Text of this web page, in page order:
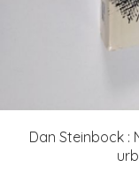
Dan Steinbock :